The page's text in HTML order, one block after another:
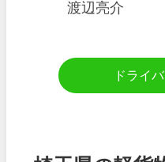
渡辺亮介
ドライ